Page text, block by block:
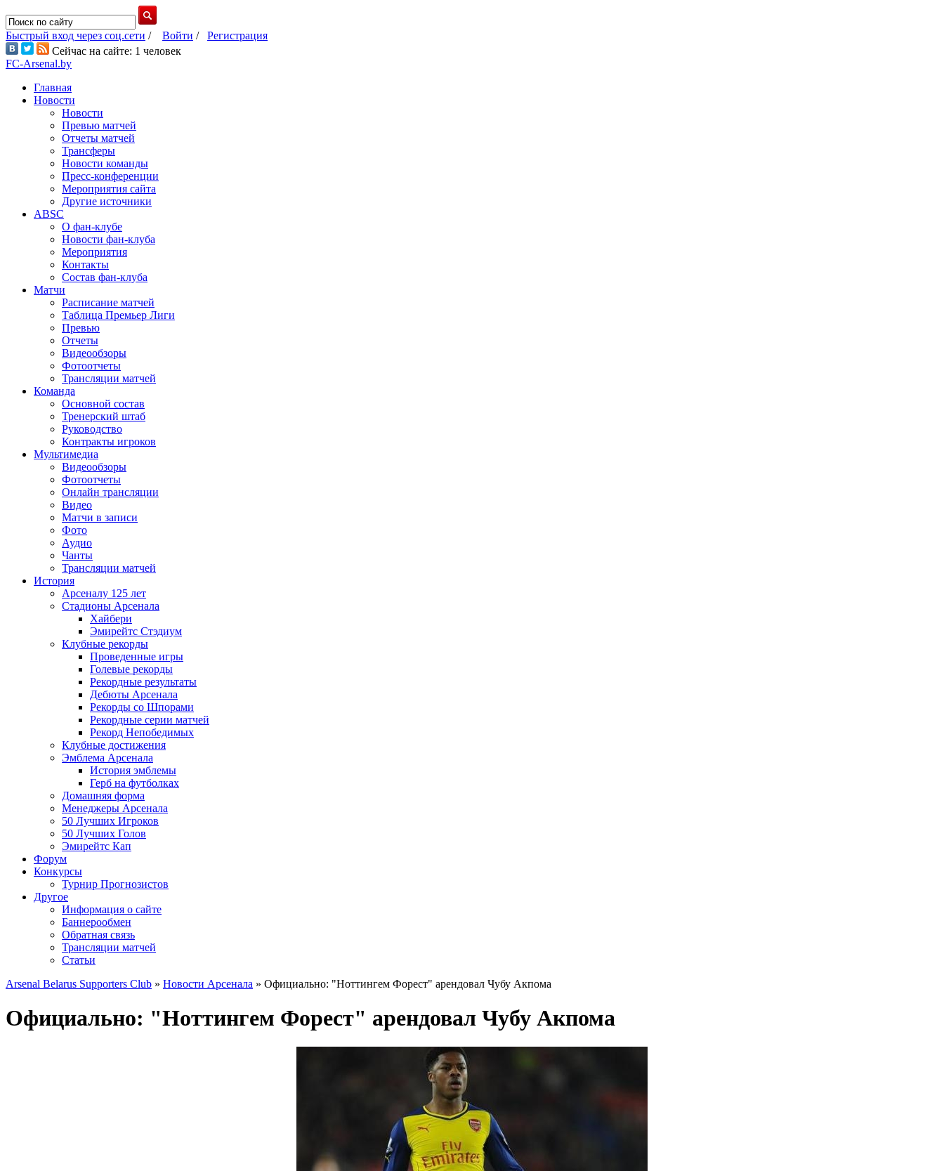
Быстрый вход через соц.сети / Войти / Регистрация
Сейчас на сайте: 1 человек
FC-Arsenal.by
Главная
Новости
Новости
Превью матчей
Отчеты матчей
Трансферы
Новости команды
Пресс-конференции
Мероприятия сайта
Другие источники
ABSC
О фан-клубе
Новости фан-клуба
Мероприятия
Контакты
Состав фан-клуба
Матчи
Расписание матчей
Таблица Премьер Лиги
Превью
Отчеты
Видеообзоры
Фотоотчеты
Трансляции матчей
Команда
Основной состав
Тренерский штаб
Руководство
Контракты игроков
Мультимедиа
Видеообзоры
Фотоотчеты
Онлайн трансляции
Видео
Матчи в записи
Фото
Аудио
Чанты
Трансляции матчей
История
Арсеналу 125 лет
Стадионы Арсенала
Хайбери
Эмирейтс Стэдиум
Клубные рекорды
Проведенные игры
Голевые рекорды
Рекордные результаты
Дебюты Арсенала
Рекорды со Шпорами
Рекордные серии матчей
Рекорд Непобедимых
Клубные достижения
Эмблема Арсенала
История эмблемы
Герб на футболках
Домашняя форма
Менеджеры Арсенала
50 Лучших Игроков
50 Лучших Голов
Эмирейтс Кап
Форум
Конкурсы
Турнир Прогнозистов
Другое
Информация о сайте
Баннерообмен
Обратная связь
Трансляции матчей
Статьи
Arsenal Belarus Supporters Club » Новости Арсенала » Официально: "Ноттингем Форест" арендовал Чубу Акпома
Официально: "Ноттингем Форест" арендовал Чубу Акпома